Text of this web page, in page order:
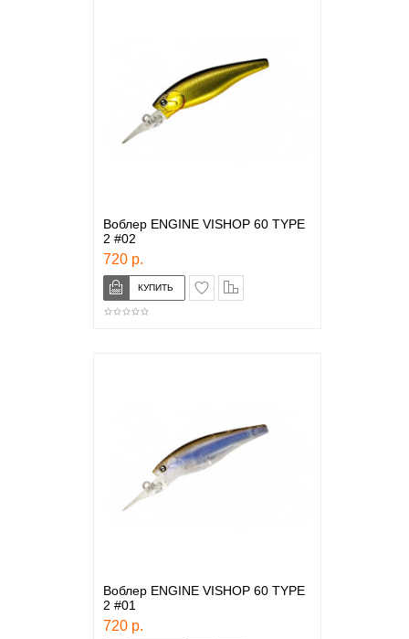
Воблер ENGINE VISHOP 60 TYPE
2 #02
720 р.
в закладки
Воблер ENGINE VISHOP 60 TYPE
2 #01
720 р.